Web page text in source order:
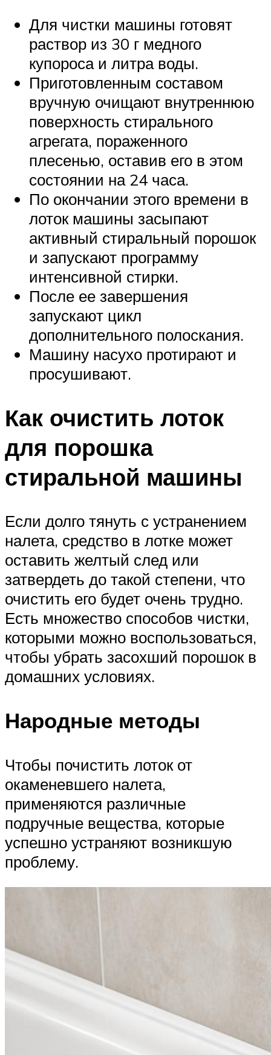
Для чистки машины готовят
раствор из 30 г медного
купороса и литра воды.
Приготовленным составом
вручную очищают внутреннюю
поверхность стирального
агрегата, пораженного
плесенью, оставив его в этом
состоянии на 24 часа.
По окончании этого времени в
лоток машины засыпают
активный стиральный порошок
и запускают программу
интенсивной стирки.
После ее завершения
запускают цикл
дополнительного полоскания.
Машину насухо протирают и
просушивают.
Как очистить лоток
для порошка
стиральной машины
Если долго тянуть с устранением
налета, средство в лотке может
оставить желтый след или
затвердеть до такой степени, что
очистить его будет очень трудно.
Есть множество способов чистки,
которыми можно воспользоваться,
чтобы убрать засохший порошок в
домашних условиях.
Народные методы
Чтобы почистить лоток от
окаменевшего налета,
применяются различные
подручные вещества, которые
успешно устраняют возникшую
проблему.